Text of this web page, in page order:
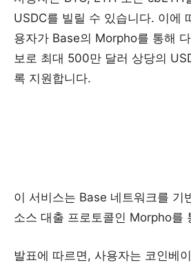
USDC를 빌릴 수 있습니다. 이에
용자가 Base의 Morpho를 통해
보로 최대 500만 달러 상당의
록 지원합니다.
이 서비스는 Base 네트워크를 기
소스 대출 프로토콜인 Morpho를
발표에 따르면, 사용자는 코인베